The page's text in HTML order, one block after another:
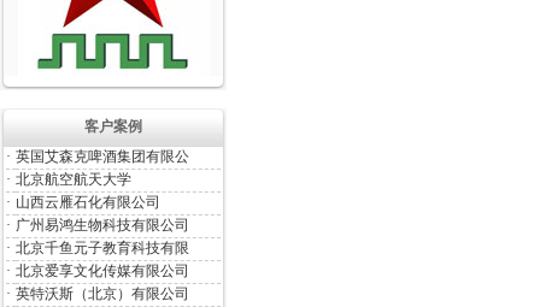
客户案例
· 英国艾森克啤酒集团有限公
· 北京航空航天大学
· 山西云雁石化有限公司
· 广州易鸿生物科技有限公司
· 北京千鱼元子教育科技有限
· 北京爱享文化传媒有限公司
· 英特沃斯（北京）有限公司